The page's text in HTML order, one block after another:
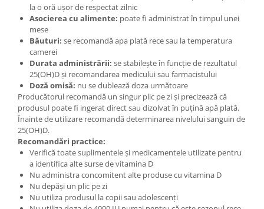
la o oră ușor de respectat zilnic
Asocierea cu alimente: poate fi administrat în timpul unei
mese
Băuturi: se recomandă apa plată rece sau la temperatura
camerei
Durata administrării: se stabilește în funcție de rezultatul
25(OH)D și recomandarea medicului sau farmacistului
Doză omisă: nu se dublează doza următoare
Producătorul recomandă un singur plic pe zi și precizează că
produsul poate fi ingerat direct sau dizolvat în puțină apă plată.
Înainte de utilizare recomandă determinarea nivelului sanguin de
25(OH)D.
Recomandări practice:
Verifică toate suplimentele și medicamentele utilizate pentru
a identifica alte surse de vitamina D
Nu administra concomitent alte produse cu vitamina D
Nu depăși un plic pe zi
Nu utiliza produsul la copii sau adolescenți